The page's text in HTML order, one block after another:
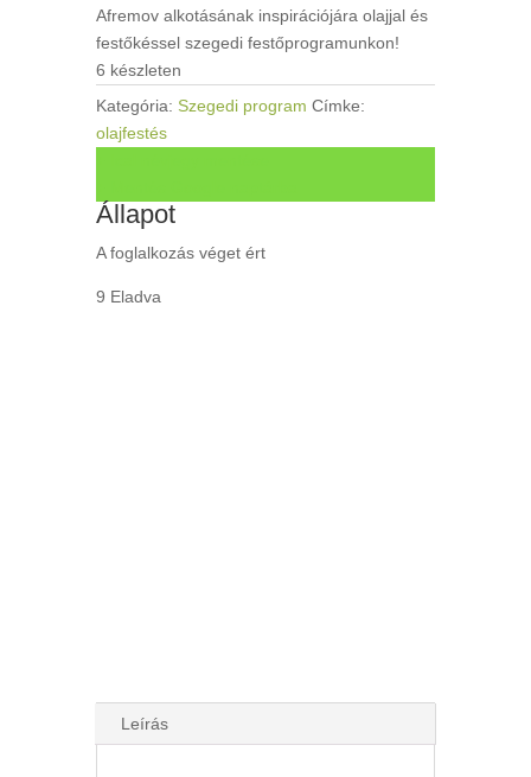
Afremov alkotásának inspirációjára olajjal és
festőkéssel szegedi festőprogramunkon!
6 készleten
Kategória: Szegedi program Címke:
olajfestés
Állapot
A foglalkozás véget ért
9 Eladva
Leírás